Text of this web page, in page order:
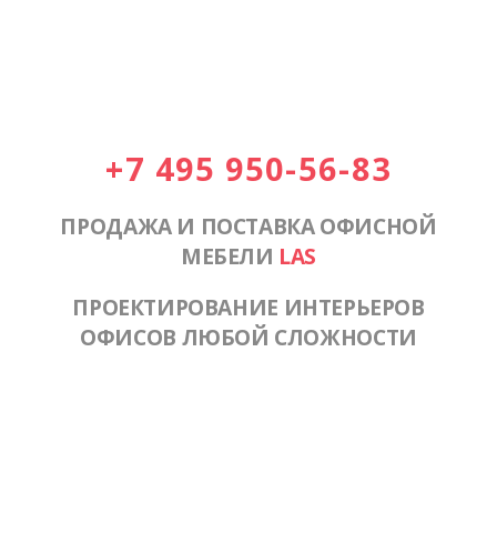
+7 495 950-56-83
ПРОДАЖА И ПОСТАВКА ОФИСНОЙ
МЕБЕЛИ LAS
ПРОЕКТИРОВАНИЕ ИНТЕРЬЕРОВ
ОФИСОВ ЛЮБОЙ СЛОЖНОСТИ